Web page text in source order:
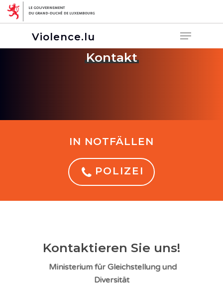
Violence.lu
Kontakt
IN NOTFÄLLEN
POLIZEI
Kontaktieren Sie uns!
Ministerium für Gleichstellung und
Diversität